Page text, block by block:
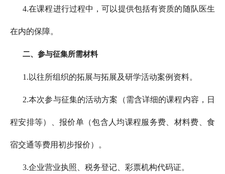
4.在课程进行过程中，可以提供包括有资质的随队医生
在内的保障。
二、参与征集所需材料
1.以往所组织的拓展与拓展及研学活动案例资料。
2.本次参与征集的活动方案（需含详细的课程内容，日
程安排等）、报价单（包含人均课程服务费、材料费、食
宿交通等费用初步报价）。
3.企业营业执照、税务登记、彩票机构代码证。